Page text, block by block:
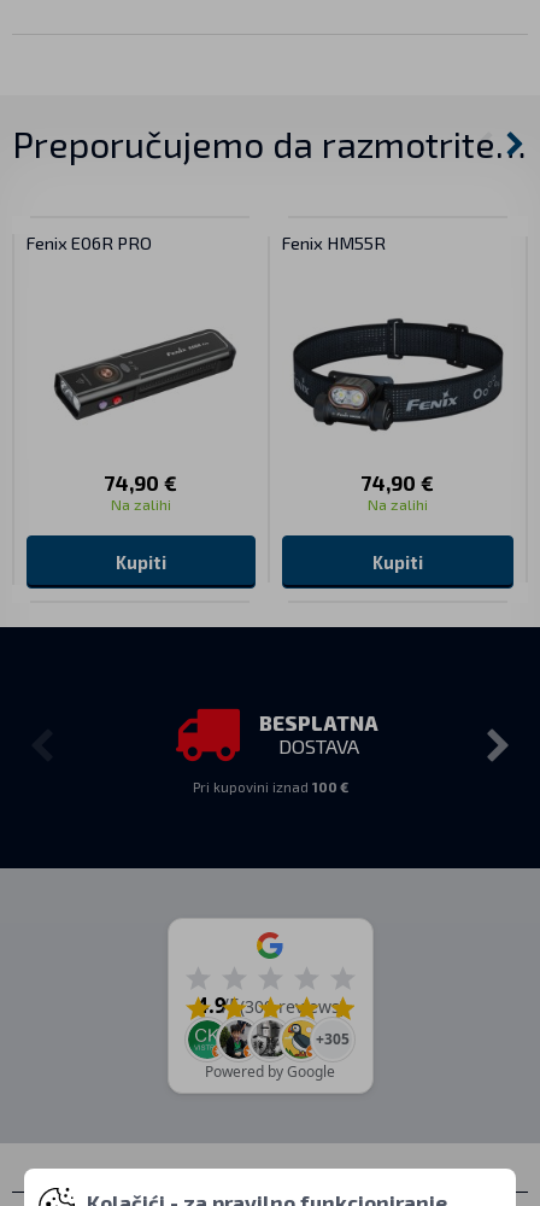
Preporučujemo da razmotrite…
Fenix E06R PRO
74,90 €
Na zalihi
Kupiti
Fenix HM55R
74,90 €
Na zalihi
Kupiti
BESPLATNA
DOSTAVA
Pri kupovini iznad 100 €
4.9/5(309 reviews)
+305
Powered by Google